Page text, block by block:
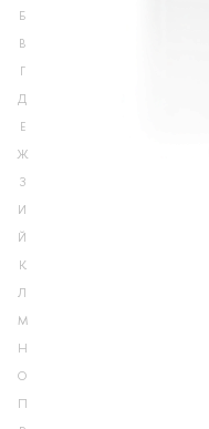
Б
В
Г
Д
Е
Ж
З
И
Й
К
Л
М
Н
О
П